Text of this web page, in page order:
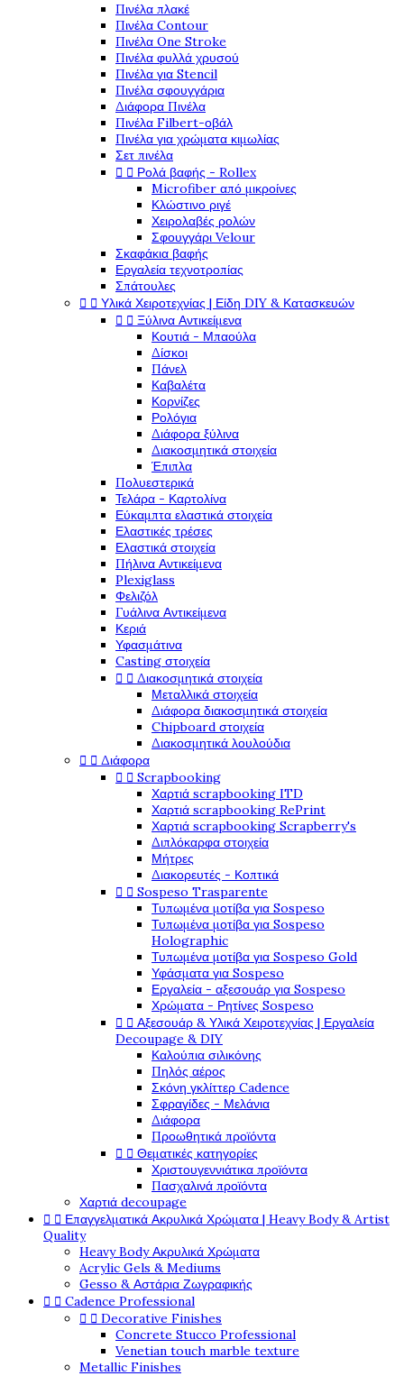
Πινέλα πλακέ
Πινέλα Contour
Πινέλα One Stroke
Πινέλα φυλλά χρυσού
Πινέλα για Stencil
Πινέλα σφουγγάρια
Διάφορα Πινέλα
Πινέλα Filbert-οβάλ
Πινέλα για χρώματα κιμωλίας
Σετ πινέλα
  Ρολά βαφής - Rollex
Microfiber από μικροίνες
Κλώστινο ριγέ
Χειρολαβές ρολών
Σφουγγάρι Velour
Σκαφάκια βαφής
Εργαλεία τεχνοτροπίας
Σπάτουλες
  Υλικά Χειροτεχνίας | Είδη DIY & Κατασκευών
  Ξύλινα Αντικείμενα
Κουτιά - Μπαούλα
Δίσκοι
Πάνελ
Καβαλέτα
Κορνίζες
Ρολόγια
Διάφορα ξύλινα
Διακοσμητικά στοιχεία
Έπιπλα
Πολυεστερικά
Τελάρα - Καρτολίνα
Εύκαμπτα ελαστικά στοιχεία
Ελαστικές τρέσες
Ελαστικά στοιχεία
Πήλινα Αντικείμενα
Plexiglass
Φελιζόλ
Γυάλινα Αντικείμενα
Κεριά
Υφασμάτινα
Casting στοιχεία
  Διακοσμητικά στοιχεία
Μεταλλικά στοιχεία
Διάφορα διακοσμητικά στοιχεία
Chipboard στοιχεία
Διακοσμητικά λουλούδια
  Διάφορα
  Scrapbooking
Χαρτιά scrapbooking ITD
Χαρτιά scrapbooking RePrint
Χαρτιά scrapbooking Scrapberry's
Διπλόκαρφα στοιχεία
Μήτρες
Διακορευτές - Κοπτικά
  Sospeso Trasparente
Τυπωμένα μοτίβα για Sospeso
Τυπωμένα μοτίβα για Sospeso
Holographic
Τυπωμένα μοτίβα για Sospeso Gold
Υφάσματα για Sospeso
Εργαλεία - αξεσουάρ για Sospeso
Χρώματα - Ρητίνες Sospeso
  Αξεσουάρ & Υλικά Χειροτεχνίας | Εργαλεία
Decoupage & DIY
Καλούπια σιλικόνης
Πηλός αέρος
Σκόνη γκλίττερ Cadence
Σφραγίδες - Μελάνια
Διάφορα
Προωθητικά προϊόντα
  Θεματικές κατηγορίες
Χριστουγεννιάτικα προϊόντα
Πασχαλινά προϊόντα
Χαρτιά decoupage
  Επαγγελματικά Ακρυλικά Χρώματα | Heavy Body & Artist
Quality
Heavy Body Ακρυλικά Χρώματα
Acrylic Gels & Mediums
Gesso & Αστάρια Ζωγραφικής
  Cadence Professional
  Decorative Finishes
Concrete Stucco Professional
Venetian touch marble texture
Metallic Finishes